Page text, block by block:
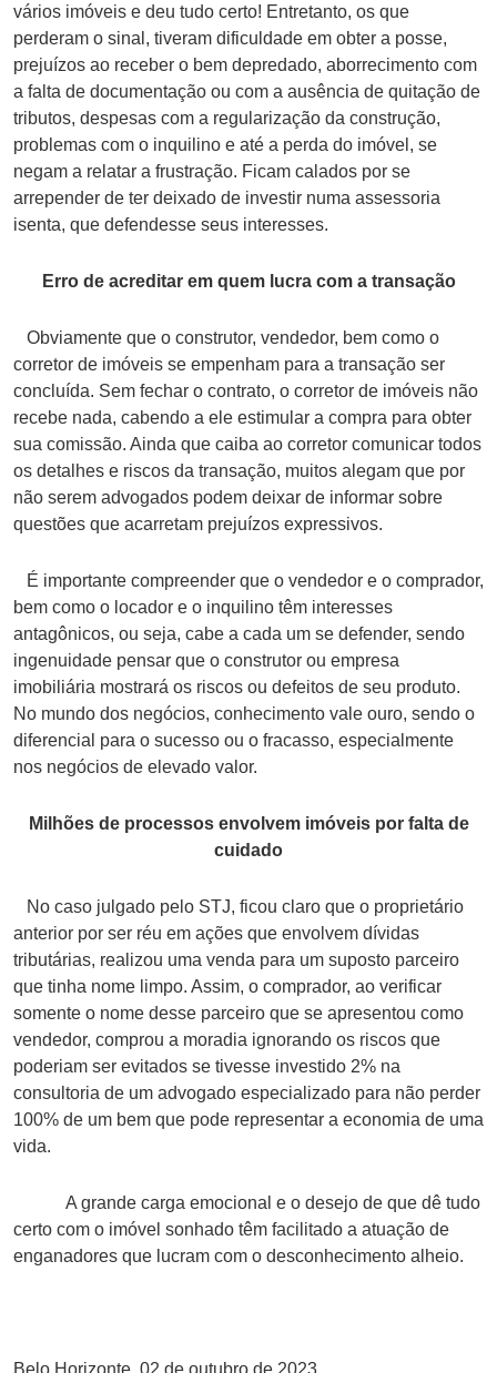
vários imóveis e deu tudo certo! Entretanto, os que
perderam o sinal, tiveram dificuldade em obter a posse,
prejuízos ao receber o bem depredado, aborrecimento com
a falta de documentação ou com a ausência de quitação de
tributos, despesas com a regularização da construção,
problemas com o inquilino e até a perda do imóvel, se
negam a relatar a frustração. Ficam calados por se
arrepender de ter deixado de investir numa assessoria
isenta, que defendesse seus interesses.
Erro de acreditar em quem lucra com a transação
Obviamente que o construtor, vendedor, bem como o
corretor de imóveis se empenham para a transação ser
concluída. Sem fechar o contrato, o corretor de imóveis não
recebe nada, cabendo a ele estimular a compra para obter
sua comissão. Ainda que caiba ao corretor comunicar todos
os detalhes e riscos da transação, muitos alegam que por
não serem advogados podem deixar de informar sobre
questões que acarretam prejuízos expressivos.
É importante compreender que o vendedor e o comprador,
bem como o locador e o inquilino têm interesses
antagônicos, ou seja, cabe a cada um se defender, sendo
ingenuidade pensar que o construtor ou empresa
imobiliária mostrará os riscos ou defeitos de seu produto.
No mundo dos negócios, conhecimento vale ouro, sendo o
diferencial para o sucesso ou o fracasso, especialmente
nos negócios de elevado valor.
Milhões de processos envolvem imóveis por falta de
cuidado
No caso julgado pelo STJ, ficou claro que o proprietário
anterior por ser réu em ações que envolvem dívidas
tributárias, realizou uma venda para um suposto parceiro
que tinha nome limpo. Assim, o comprador, ao verificar
somente o nome desse parceiro que se apresentou como
vendedor, comprou a moradia ignorando os riscos que
poderiam ser evitados se tivesse investido 2% na
consultoria de um advogado especializado para não perder
100% de um bem que pode representar a economia de uma
vida.
A grande carga emocional e o desejo de que dê tudo
certo com o imóvel sonhado têm facilitado a atuação de
enganadores que lucram com o desconhecimento alheio.